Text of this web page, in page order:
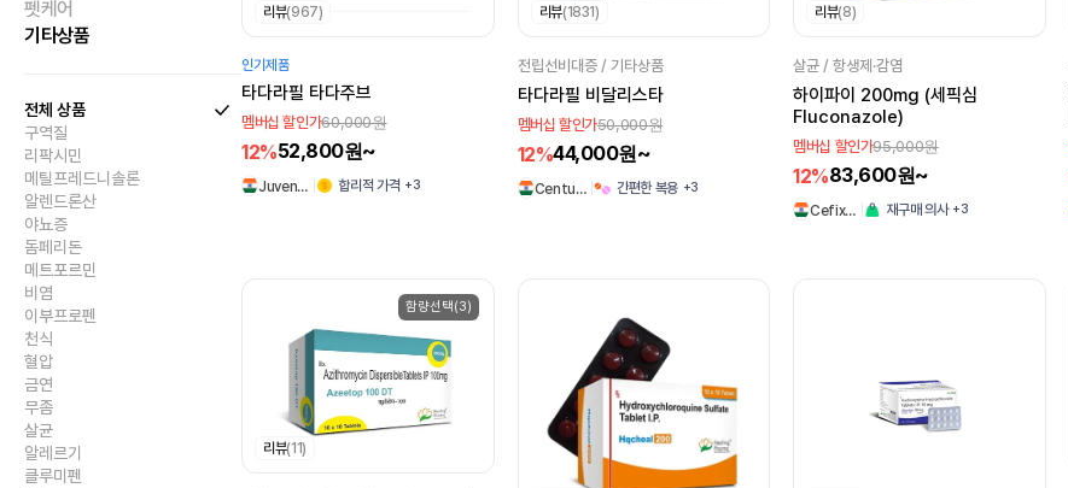
펫케어
기타상품
전체 상품
구역질
리팍시민
메틸프레드니솔론
알렌드론산
야뇨증
돔페리돈
메트포르민
비염
이부프로펜
천식
혈압
금연
무좀
살균
알레르기
클루미펜
리뷰(967)
인기제품
타다라필 타다주브
멤버십 할인가60,000원
12%52,800원~
Juven… 합리적 가격 +3
리뷰(1831)
전립선비대증 / 기타상품
타다라필 비달리스타
멤버십 할인가50,000원
12%44,000원~
Centu… 간편한 복용 +3
리뷰(8)
살균 / 항생제·감염
하이파이 200mg (세픽심
Fluconazole)
멤버십 할인가95,000원
12%83,600원~
Cefix… 재구매 의사 +3
함량선택(3)
리뷰(11)